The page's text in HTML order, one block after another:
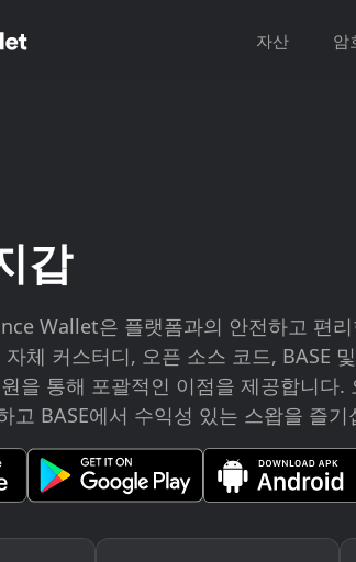
자산 암
갑
Wallet은 플랫폼과의 안전하고 편
체 커스터디, 오픈 소스 코드, BASE
을 통해 포괄적인 이점을 제공합니다.
고 BASE에서 수익성 있는 스왑을 즐기